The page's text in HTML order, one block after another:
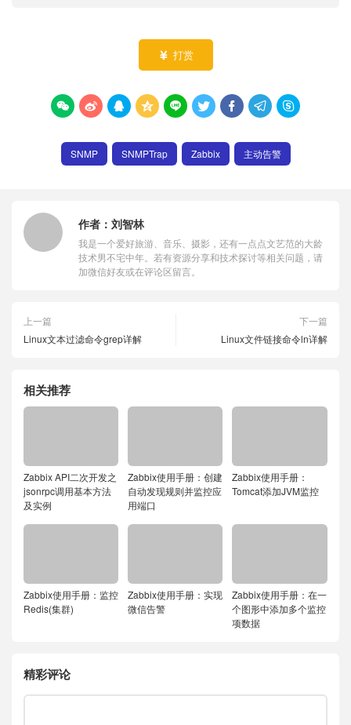
 打赏
        
SNMP SNMPTrap Zabbix 主动告警
作者： 刘智林
我是一个爱好旅游、音乐、摄影，还有一点点文艺范的大龄
技术男不宅中年。若有资源分享和技术探讨等相关问题，请
加微信好友或在评论区留言。
上一篇
Linux文本过滤命令grep详解
下一篇
Linux文件链接命令ln详解
相关推荐
Zabbix API二次开发之
jsonrpc调用基本方法
及实例
Zabbix使用手册：创建
自动发现规则并监控应
用端口
Zabbix使用手册：
Tomcat添加JVM监控
Zabbix使用手册：监控
Redis(集群)
Zabbix使用手册：实现
微信告警
Zabbix使用手册：在一
个图形中添加多个监控
项数据
精彩评论